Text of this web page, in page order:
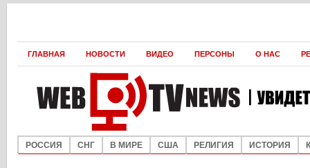
ГЛАВНАЯ НОВОСТИ ВИДЕО ПЕРСОНЫ О НАС
РОССИЯ СНГ В МИРЕ США РЕЛИГИЯ ИСТОРИЯ